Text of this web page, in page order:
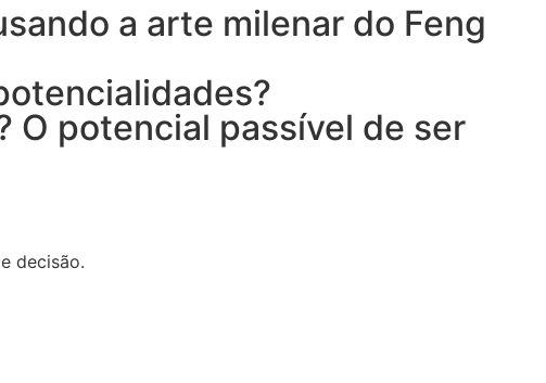
a arte milenar do Feng
O potencial passível de ser
decisão.